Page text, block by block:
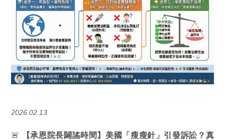
2026.02.13
🚨
【承恩院長闢謠時間】美國「瘦瘦針」引發訴訟？真